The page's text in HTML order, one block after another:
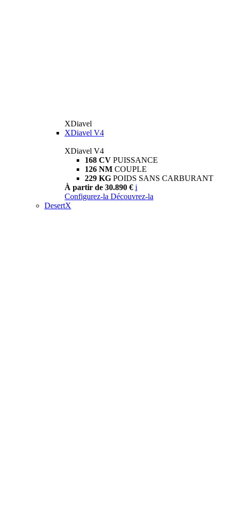
XDiavel
XDiavel V4
XDiavel V4
168 CV PUISSANCE
126 NM COUPLE
229 KG POIDS SANS CARBURANT
À partir de 30.890 € i
Configurez-la Découvrez-la
DesertX